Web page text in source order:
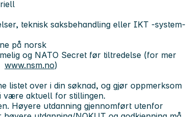
teknisk saksbehandling eller IKT -system-
på norsk
og NATO Secret før tiltredelse (for mer
www.nsm.no)
listet over i din søknad, og gjør oppmerksom
være aktuell for stillingen.
Høyere utdanning gjennomført utenfor